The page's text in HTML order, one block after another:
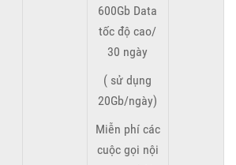
600Gb Data
tốc độ cao/
30 ngày
( sử dụng
20Gb/ngày)
Miễn phí các
cuộc gọi nội